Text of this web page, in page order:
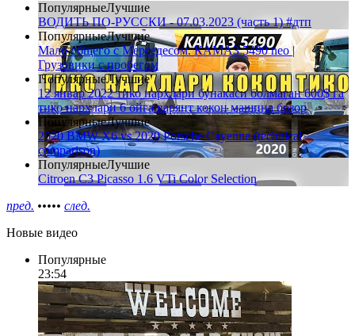
ПопулярныеЛучшие
ВОДИТЬ ПО-РУССКИ - 07.03.2023 (часть 1) #дтп
ПопулярныеЛучшие
Мало общего с Мерседесом. КАМАЗ 5490 neo |
Грузовики с пробегом
ПопулярныеЛучшие
12 январ 2022 тико нархлари бунакаси болмаган 600$ га
тико нархлари 6 ойга варянт кокон машина бозор
ПопулярныеЛучшие
2020 BMW X6 vs 2020 Porsche Cayenne (technical
comparison)
ПопулярныеЛучшие
Citroen C3 Picasso 1.6 VTi Color Selection
пред. ••••• след.
Новые видео
Популярные
23:54